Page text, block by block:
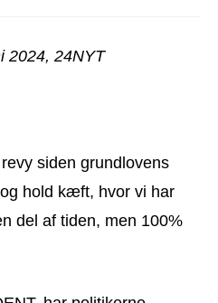
2024, 24NYT
siden grundlovens
hold kæft, hvor vi har
del af tiden, men 100%